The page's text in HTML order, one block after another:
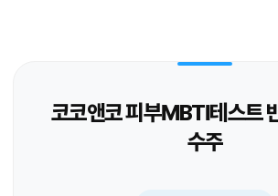
코코앤코 피부MBTI테스트
수주